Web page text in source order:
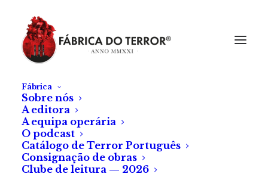
Fábrica
Sobre nós
A editora
A equipa operária
O podcast
Catálogo de Terror Português
Consignação de obras
Clube de leitura — 2026
As oficinas da Fábrica